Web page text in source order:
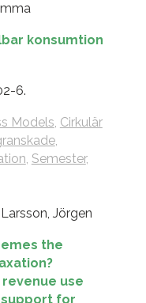
konsumtion
6.
Models, Cirkulär
,
, Semester,
Jörgen
the
use
for